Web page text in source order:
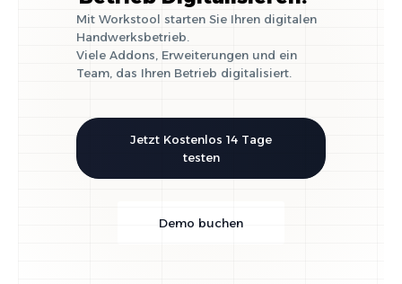
Mit Workstool starten Sie Ihren digitalen
Handwerksbetrieb.
Viele Addons, Erweiterungen und ein
Team, das Ihren Betrieb digitalisiert.
Jetzt Kostenlos 14 Tage
testen
Demo buchen